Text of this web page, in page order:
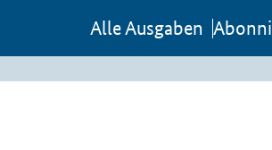
Al­le Aus­ga­ben